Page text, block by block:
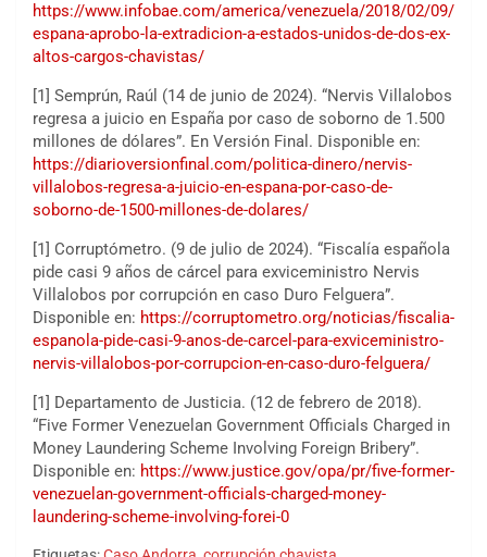
https://www.infobae.com/america/venezuela/2018/02/09/
espana-aprobo-la-extradicion-a-estados-unidos-de-dos-ex-
altos-cargos-chavistas/
[1] Semprún, Raúl (14 de junio de 2024). “Nervis Villalobos
regresa a juicio en España por caso de soborno de 1.500
millones de dólares”. En Versión Final. Disponible en:
https://diarioversionfinal.com/politica-dinero/nervis-
villalobos-regresa-a-juicio-en-espana-por-caso-de-
soborno-de-1500-millones-de-dolares/
[1] Corruptómetro. (9 de julio de 2024). “Fiscalía española
pide casi 9 años de cárcel para exviceministro Nervis
Villalobos por corrupción en caso Duro Felguera”.
Disponible en: https://corruptometro.org/noticias/fiscalia-
espanola-pide-casi-9-anos-de-carcel-para-exviceministro-
nervis-villalobos-por-corrupcion-en-caso-duro-felguera/
[1] Departamento de Justicia. (12 de febrero de 2018).
“Five Former Venezuelan Government Officials Charged in
Money Laundering Scheme Involving Foreign Bribery”.
Disponible en: https://www.justice.gov/opa/pr/five-former-
venezuelan-government-officials-charged-money-
laundering-scheme-involving-forei-0